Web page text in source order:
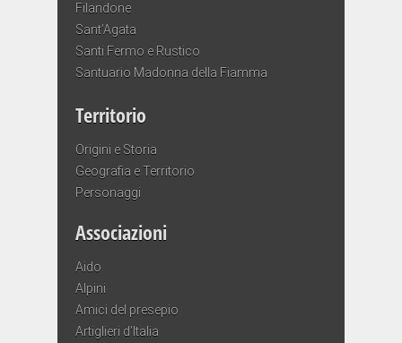
Filandone
Sant’Agata
Santi Fermo e Rustico
Santuario Madonna della Fiamma
Territorio
Origini e Storia
Geografia e Territorio
Personaggi
Associazioni
Aido
Alpini
Amici del presepio
Artiglieri d’Italia